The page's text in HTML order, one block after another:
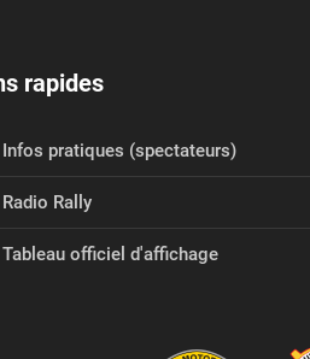
rapides
Infos pratiques (spectateurs)
Radio Rally
Tableau officiel d'affichage